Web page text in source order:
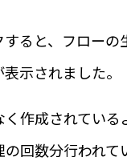
ると、フローの
示されました。
作成されている
回数分行われて